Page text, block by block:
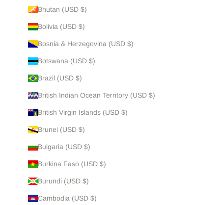
Bhutan (USD $)
Bolivia (USD $)
Bosnia & Herzegovina (USD $)
Botswana (USD $)
Brazil (USD $)
British Indian Ocean Territory (USD $)
British Virgin Islands (USD $)
Brunei (USD $)
Bulgaria (USD $)
Burkina Faso (USD $)
Burundi (USD $)
Cambodia (USD $)